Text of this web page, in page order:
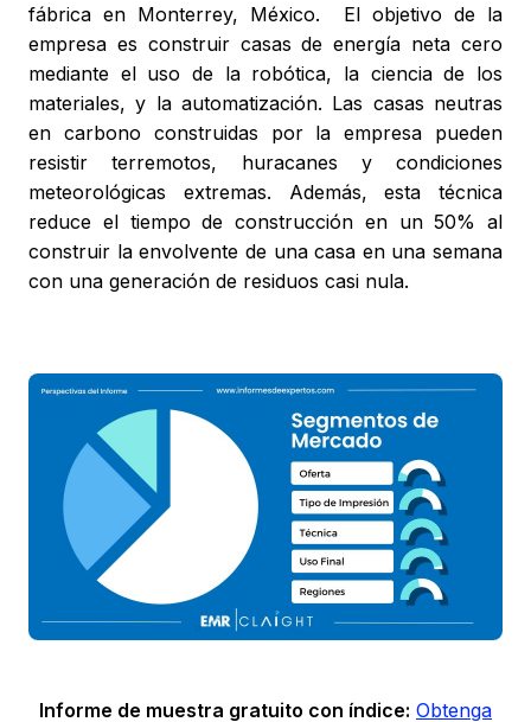
fábrica en Monterrey, México. El objetivo de la
empresa es construir casas de energía neta cero
mediante el uso de la robótica, la ciencia de los
materiales, y la automatización. Las casas neutras
en carbono construidas por la empresa pueden
resistir terremotos, huracanes y condiciones
meteorológicas extremas. Además, esta técnica
reduce el tiempo de construcción en un 50% al
construir la envolvente de una casa en una semana
con una generación de residuos casi nula.
Informe de muestra gratuito con índice: Obtenga